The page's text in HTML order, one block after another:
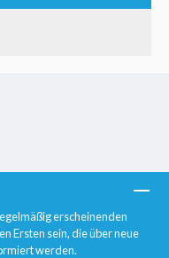
erscheinenden
Ersten sein, die über neue
werden.